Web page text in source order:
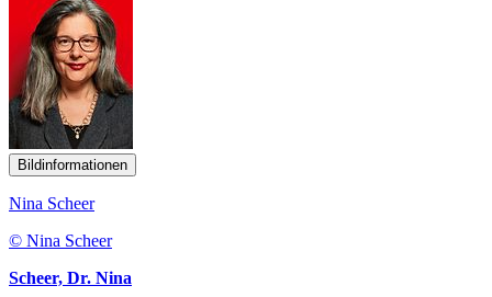
Bildinformationen
Nina Scheer
© Nina Scheer
Scheer, Dr. Nina